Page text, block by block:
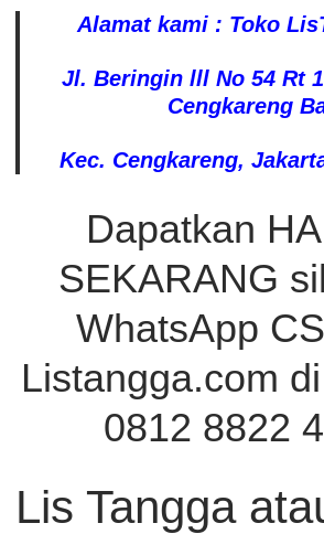
Alamat kami : Toko
Jl. Beringin lll No 54 Rt
Cengkareng
Kec. Cengkareng,
Dapatkan
SEKARANG
WhatsApp
Listangga.com
0812 8822
Lis Tangga